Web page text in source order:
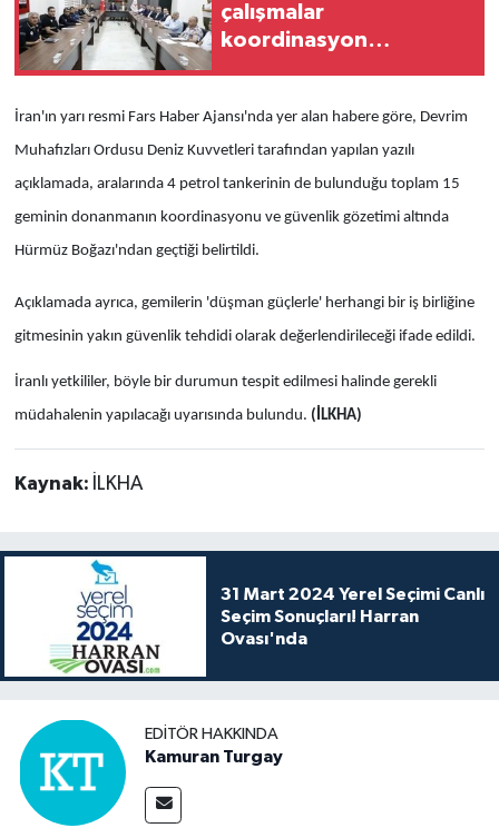
çalışmalar
koordinasyon
İran'ın yarı resmi Fars Haber Ajansı'nda yer alan habere göre, Devrim
Muhafızları Ordusu Deniz Kuvvetleri tarafından yapılan yazılı
açıklamada, aralarında 4 petrol tankerinin de bulunduğu toplam 15
geminin donanmanın koordinasyonu ve güvenlik gözetimi altında
Hürmüz Boğazı'ndan geçtiği belirtildi.
Açıklamada ayrıca, gemilerin 'düşman güçlerle' herhangi bir iş birliğine
gitmesinin yakın güvenlik tehdidi olarak değerlendirileceği ifade edildi.
İranlı yetkililer, böyle bir durumun tespit edilmesi halinde gerekli
müdahalenin yapılacağı uyarısında bulundu. (İLKHA)
Kaynak: İLKHA
31 Mart 2024 Yerel Seçimi Canlı
Seçim Sonuçları! Harran
Ovası'nda
EDITÖR HAKKINDA
Kamuran Turgay